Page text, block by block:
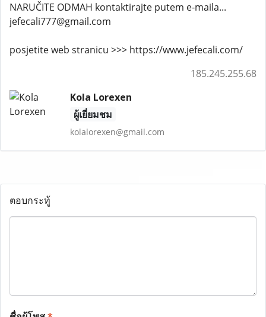
NARUČITE ODMAH kontaktirajte putem e-maila...
jefecali777@gmail.com
posjetite web stranicu >>> https://www.jefecali.com/
185.245.255.68
Kola Lorexen
ผู้เยี่ยมชม
kolalorexen@gmail.com
ตอบกระทู้